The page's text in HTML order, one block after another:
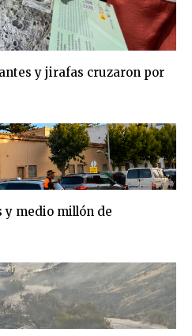
y jirafas cruzaron por
y medio millón de